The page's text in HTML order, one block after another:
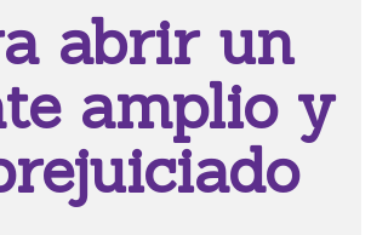
abrir un
amplio y